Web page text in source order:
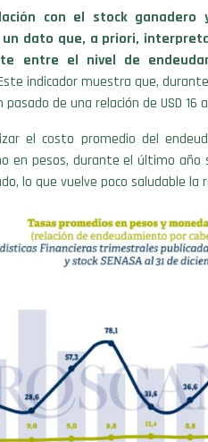
con el stock ganadero
dato que, a priori,
entre el nivel de
indicador muestra que,
de una relación de USD 16
el costo promedio del
en pesos, durante el último
lo que vuelve poco saludable la